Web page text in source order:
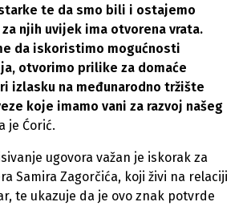
te da smo bili i ostajemo
njih uvijek ima otvorena vrata.
da iskoristimo mogućnosti
otvorimo prilike za domaće
izlasku na međunarodno tržište
koje imamo vani za razvoj našeg
je Ćorić.
ugovora važan je iskorak za
Samira Zagorčića, koji živi na relaciji
te ukazuje da je ovo znak potvrde